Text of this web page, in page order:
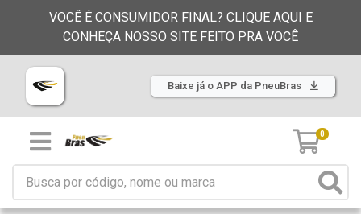
VOCÊ É CONSUMIDOR FINAL? CLIQUE AQUI E
CONHEÇA NOSSO SITE FEITO PRA VOCÊ
Baixe já o APP da PneuBras
0